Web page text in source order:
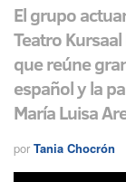
El grupo
Teatro
que reúne
español y la
María Luisa
por Tania Chocrón